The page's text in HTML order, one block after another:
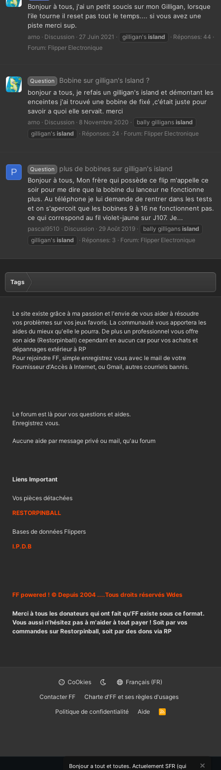
Bonjour à tous, j'ai un petit soucis sur mon Gilligan, lorsque
l'ile tourne il reset pas tout le temps.... si vous avez une
piste merci sup.
arno Discussion 27 Juin 2021 gilligan's island
Réponses: 44
Forum: Flipper Electronique
Question Bobine sur gilligan's Island ?
bonjour a tous, je refais un gilligan's island et démontant les
enceintes j'ai trouvé une bobine de fixé ,c'était juste pour
savoir a quoi elle servait. merci
arno Discussion 8 Novembre 2020 bally gilligans island
gilligan's island Réponses: 24 Forum: Flipper Electronique
P Question plus de bobines sur gilligan's island
Bonjour à tous, Mon frère qui possède ce flip m'appelle ce
soir pour me dire que la bobine du lanceur ne fonctionne
plus. Au téléphone je lui demande de rentrer dans les tests
et on s'apercoit que les bobines 9 à 16 ne fonctionnent pas.
ce qui correspond au fil violet-jaune sur J107. Je...
pascal9510 Discussion 29 Août 2019 bally gilligans island
gilligan's island Réponses: 3 Forum: Flipper Electronique
Tags
Le site existe grâce à ma passion et l'envie de vous aider à résoudre
vos problèmes sur vos jeux favoris. La communauté vous apportera les
aides du mieux qu'elle le pourra. De plus un professionnel vous offre
son aide (Restorpinball) cependant en aucun car pour vos achats et
dépannages extérieur à RP
Pour rejoindre FF, simple enregistrez vous avec le mail de votre
Fournisseur d'Accès à Internet, ou Gmail, autres courriels bannis.
Le forum est là pour vos questions et aides.
Enregistrez vous.
Aucune aide par message privé ou mail, qu'au forum
Liens Important
Vos pièces détachées
RESTORPINBALL
Bases de données Flippers
I.P.D.B
FF powered ! © Depuis 2004 ....Tous droits réservés Wdes
Merci à tous les donateurs qui ont fait qu'FF existe sous ce format.
Vous aussi n'hésitez pas à m'aider à tout payer ! Soit par vos
commandes sur Restorpinball, soit par des dons via RP
CoOkies
Français (FR)
Contacter FF
Charte d'FF et ses règles d'usages
Politique de confidentialité
Aide
R
Bonjour a tout et toutes. Actuelement SFR (qui